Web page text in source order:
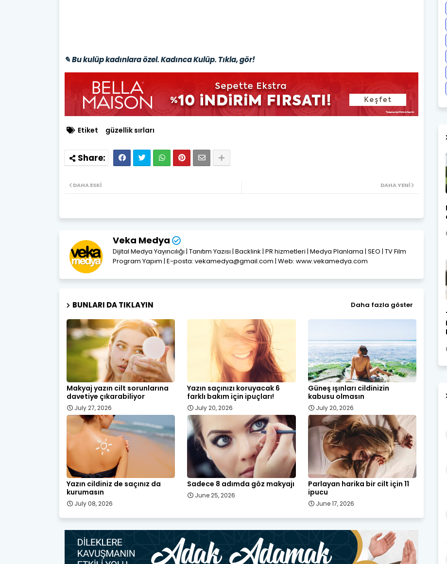
✎ Bu kulüp kadınlara özel. Kadınca Kulüp. Tıkla, gör!
Etiket güzellik sırları
DAHA YENI
DAHA ESKI
Veka Medya
Dijital Medya Yayıncılığı | Tanıtım Yazısı | Backlink | PR hizmetleri | Medya Planlama | SEO | TV Film
Program Yapım | E-posta: vekamedya@gmail.com | Web: www.vekamedya.com
BUNLARI DA TIKLAYIN Daha fazla göster
Makyaj yazın cilt sorunlarına
davetiye çıkarabiliyor
July 27, 2026
Yazın saçınızı koruyacak 6
farklı bakım için ipuçları!
July 20, 2026
Güneş ışınları cildinizin
kabusu olmasın
July 20, 2026
Yazın cildiniz de saçınız da
kurumasın
July 08, 2026
Sadece 8 adımda göz makyajı
June 25, 2026
Parlayan harika bir cilt için 11
ipucu
June 17, 2026